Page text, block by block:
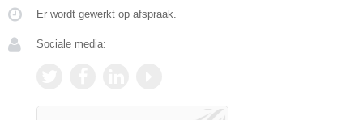
Er wordt gewerkt op afspraak.
Sociale media: